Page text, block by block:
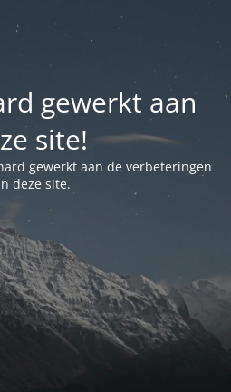
gewerkt aan
site!
gewerkt aan de verbeteringen
deze site.